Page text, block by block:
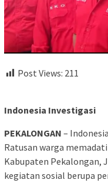
Post Views: 211
Indonesia Investigasi
PEKALONGAN –
Ratusan warga
Kabupaten Pekalongan,
kegiatan sosial berupa